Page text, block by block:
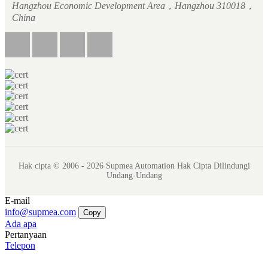
Hangzhou Economic Development Area，Hangzhou 310018，
China
Hak cipta © 2006 - 2026 Supmea Automation Hak Cipta Dilindungi
Undang-Undang
E-mail
info@supmea.com
Copy
Ada apa
Pertanyaan
Telepon